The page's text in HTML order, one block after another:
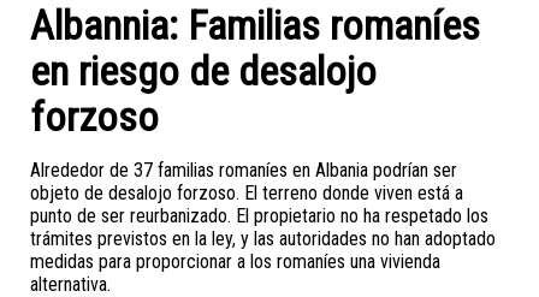
Albannia: Familias romaníes
en riesgo de desalojo
forzoso
Alrededor de 37 familias romaníes en Albania podrían ser
objeto de desalojo forzoso. El terreno donde viven está a
punto de ser reurbanizado. El propietario no ha respetado los
trámites previstos en la ley, y las autoridades no han adoptado
medidas para proporcionar a los romaníes una vivienda
alternativa.